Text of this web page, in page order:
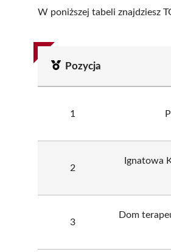
W poniższej tabeli znajdziesz
Pozycja
1
2
Ignatowa
3
Dom